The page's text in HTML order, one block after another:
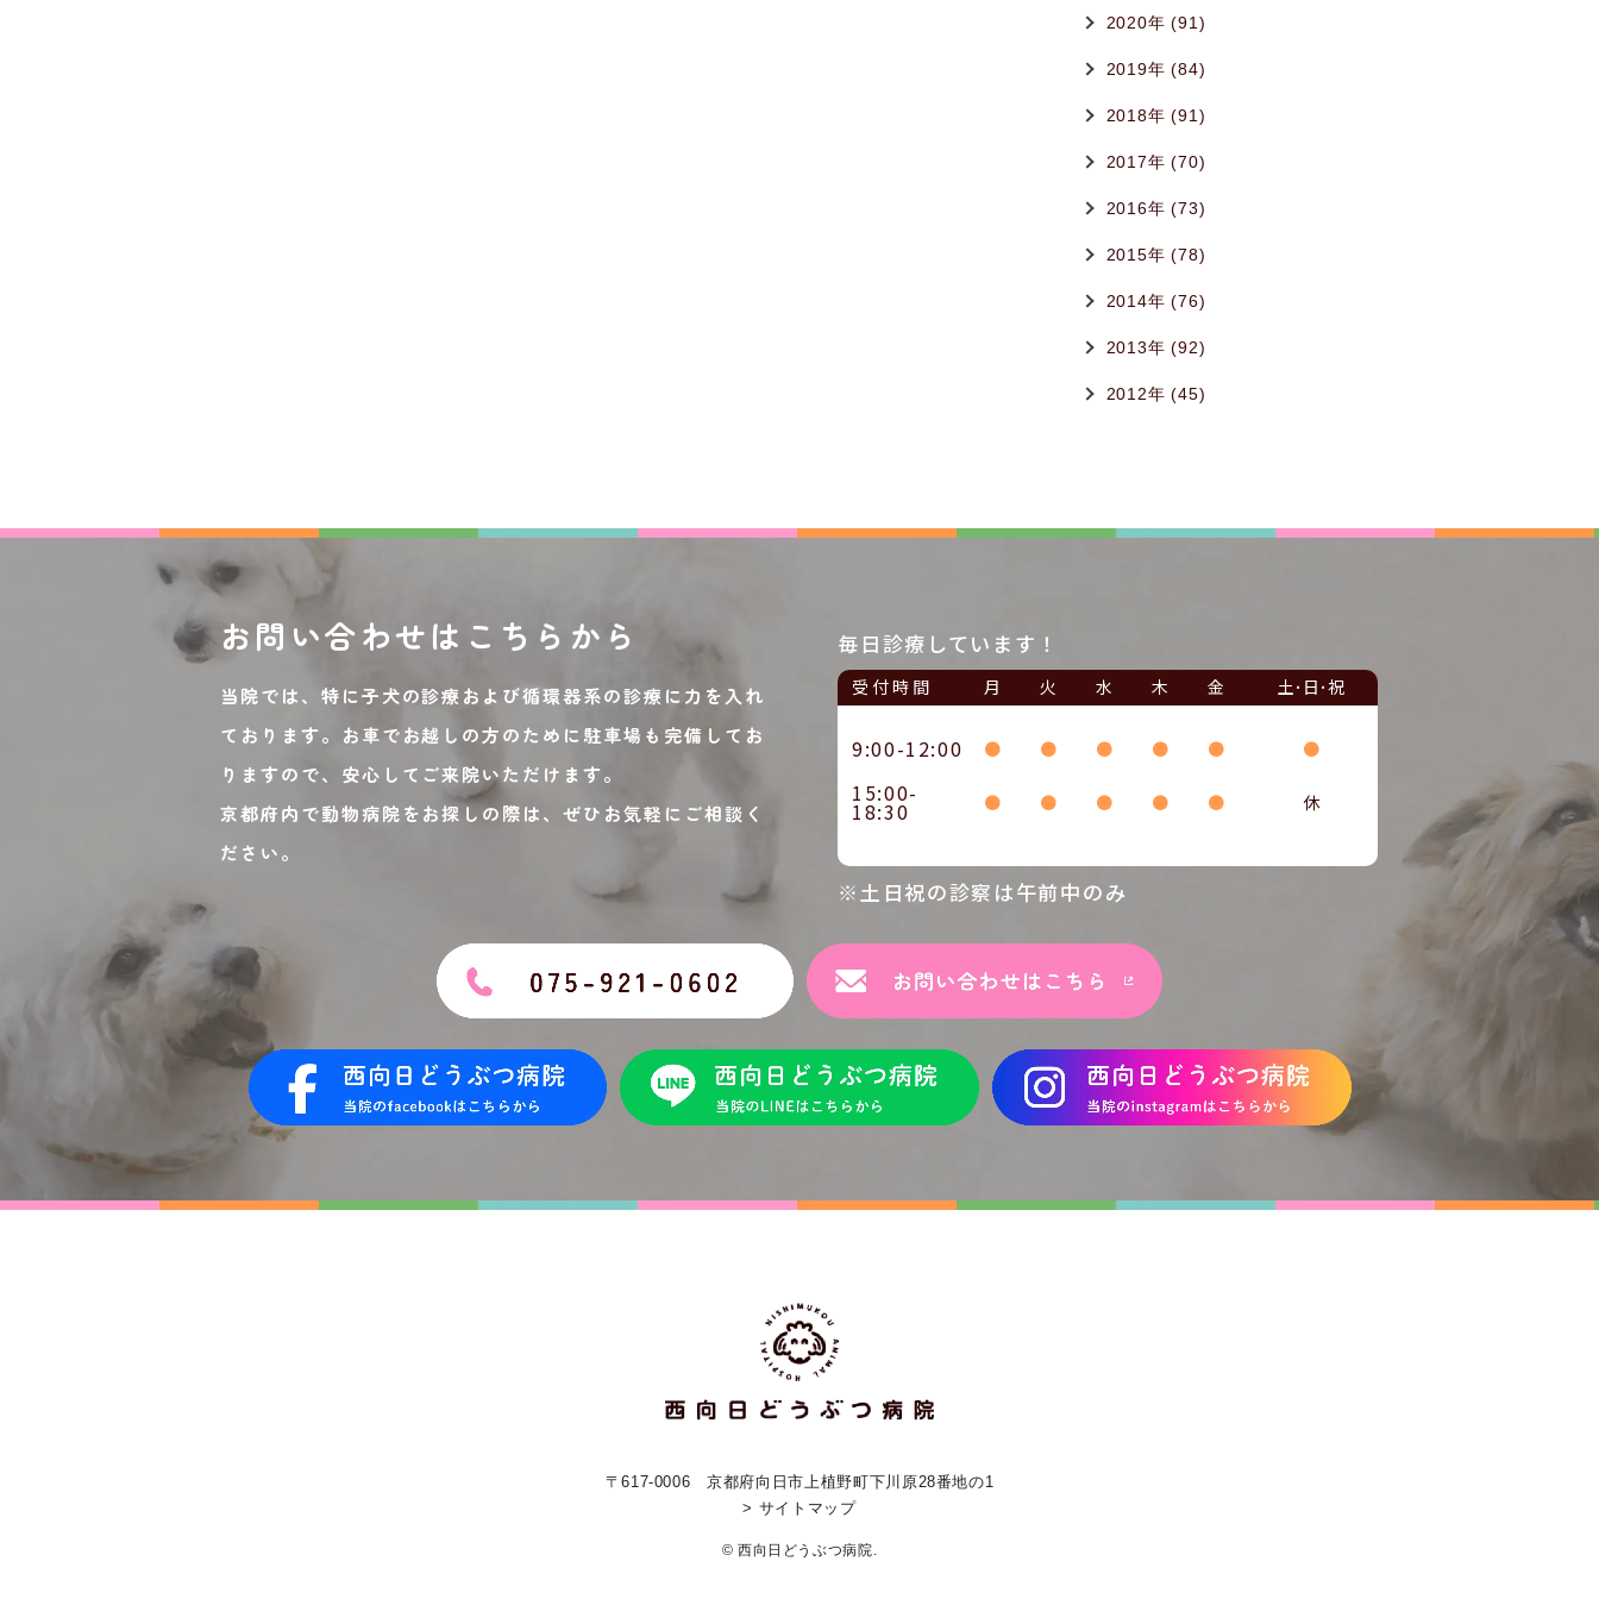
2020年 (91)
2019年 (84)
2018年 (91)
2017年 (70)
2016年 (73)
2015年 (78)
2014年 (76)
2013年 (92)
2012年 (45)
お問い合わせは こちらから
当院では、特に子犬の診療および循環器系の診療に力を入れ
ております。お車でお越しの方のために駐車場も完備してお
りますので、安心してご来院いただけます。
京都府内で動物病院をお探しの際は、ぜひお気軽にご相談く
ださい。
毎日診療しています！
受付時間 月 火 水 木 金 土･日･祝
9:00-12:00 ● ● ● ● ● ●
15:00-
18:30 ● ● ● ● ● 休
※土日祝の診察は午前中のみ
〒617-0006京都府向日市上植野町下川原28番地の1
> サイトマップ
© 西向日どうぶつ病院.